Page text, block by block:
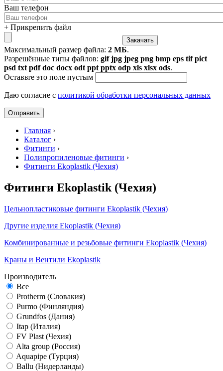
Ваш телефон
+ Прикрепить файл
Максимальный размер файла: 2 МБ.
Разрешённые типы файлов: gif jpg jpeg png bmp eps tif pict
psd txt pdf doc docx odt ppt pptx odp xls xlsx ods.
Оставьте это поле пустым
Даю согласие с политикой обработки персональных данных
Главная ›
Каталог ›
Фитинги ›
Полипропиленовые фитинги ›
Фитинги Ekoplastik (Чехия)
Фитинги Ekoplastik (Чехия)
Цельнопластиковые фитинги Ekoplastik (Чехия)
Другие изделия Ekoplastik (Чехия)
Комбинированные и резьбовые фитинги Ekoplastik (Чехия)
Краны и Вентили Ekoplastik
Производитель
Все
Protherm (Словакия)
Purmo (Финляндия)
Grundfos (Дания)
Itap (Италия)
FV Plast (Чехия)
Alta group (Россия)
Aquapipe (Турция)
Ballu (Нидерланды)